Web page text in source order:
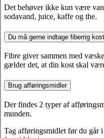
Det behøver ikke kun være
sodavand, juice, kaffe og the.
Du må gerne indtage fiberrig kost
Fibre giver sammen med
gælder det, at din kost skal
Brug afføringsmidler
Der findes 2 typer af
munden.
Tag afføringsmidlet før du går